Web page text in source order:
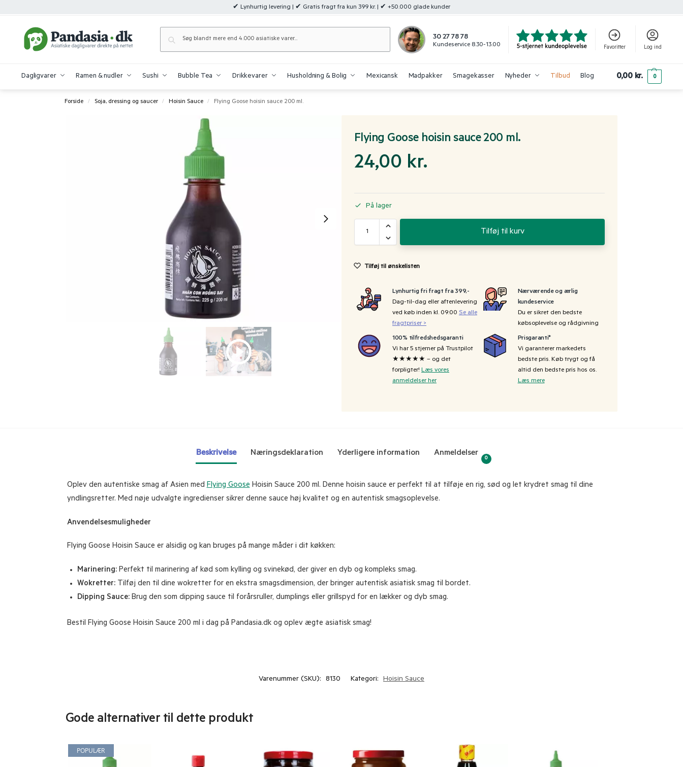
✔ Lynhurtig levering | ✔ Gratis fragt fra kun 399 kr. | ✔ +50.000 glade kunder
30 27 78 78
Kundeservice 8.30-13.00 Favoritter Log ind
Dagligvarer Ramen & nudler Sushi Bubble Tea Drikkevarer Husholdning & Bolig Mexicansk Madpakker Smagekasser Nyheder Tilbud Blog 0,00 kr. 0
Forside / Soja, dressing og saucer / Hoisin Sauce / Flying Goose hoisin sauce 200 ml.
Flying Goose hoisin sauce 200 ml.
24,00 kr.
På lager
Tilføj til kurv
Tilføj til ønskelisten
Lynhurtig fri fragt fra 399,-
Dag-til-dag eller aftenlevering
ved køb inden kl. 09:00 Se alle
fragtpriser >
Nærværende og ærlig
kundeservice
Du er sikret den bedste
købsoplevelse og rådgivning
100% tilfredshedsgaranti
Vi har 5 stjerner på Trustpilot
★★★★★ – og det
forpligter! Læs vores
anmeldelser her
Prisgaranti*
Vi garanterer markedets
bedste pris. Køb trygt og få
altid den bedste pris hos os.
Læs mere
Beskrivelse Næringsdeklaration Yderligere information Anmeldelser
0
Oplev den autentiske smag af Asien medFlying GooseHoisin Sauce 200 ml. Denne hoisin sauce er perfekt til at tilføje en rig, sød og let krydret smag til dine
yndlingsretter. Med nøje udvalgte ingredienser sikrer denne sauce høj kvalitet og en autentisk smagsoplevelse.
Anvendelsesmuligheder
Flying Goose Hoisin Sauce er alsidig og kan bruges på mange måder i dit køkken:
Marinering:Perfekt til marinering af kød som kylling og svinekød, der giver en dyb og kompleks smag.
Wokretter:Tilføj den til dine wokretter for en ekstra smagsdimension, der bringer autentisk asiatisk smag til bordet.
Dipping Sauce:Brug den som dipping sauce til forårsruller, dumplings eller grillspyd for en lækker og dyb smag.
Bestil Flying Goose Hoisin Sauce 200 ml i dag på Pandasia.dk og oplev ægte asiatisk smag!
Varenummer (SKU): 8130 Kategori: Hoisin Sauce
Gode alternativer til dette produkt
POPULÆR